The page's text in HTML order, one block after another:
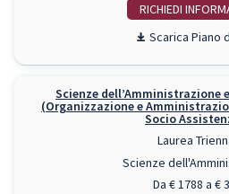
RICHIEDI INFO
Piano
Scienze dell’Amministrazione
(Organizzazione e
Socio
Laurea
Scienze
Da € 1788 a €